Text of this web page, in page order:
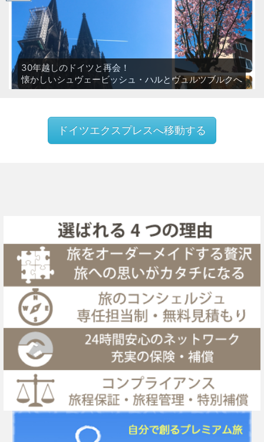
30年越しのドイツと再会！
懐かしいシュヴェービッシュ・ハルとヴュルツブルクへ
ドイツエクスプレスへ移動する